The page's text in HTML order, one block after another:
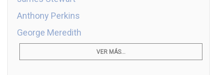
Anthony Perkins
George Meredith
VER MÁS...